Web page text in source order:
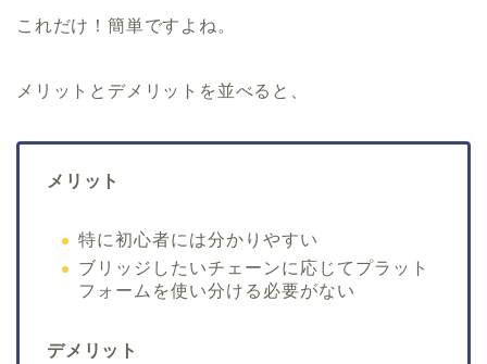
これだけ！簡単ですよね。
メリットとデメリットを並べると、
メリット
特に初心者には分かりやすい
ブリッジしたいチェーンに応じてプラット
フォームを使い分ける必要がない
デメリット